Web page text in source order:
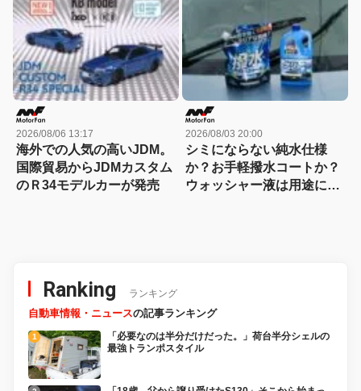
冬も快適すぎる! 【CAR
MONO図鑑】
2026/08/06 13:17
海外での人気の高いJDM。
国際貿易からJDMカスタム
のＲ34モデルカーが発売
2026/08/03 20:00
シミにならない純水仕様
か？お手軽撥水コートか？
ウォッシャー液は用途に合
Ranking ランキング
自動車情報・ニュースの記事ランキング
「必要なのは半分だけだった。」荷台半分シェルの
最強トランポスタイル